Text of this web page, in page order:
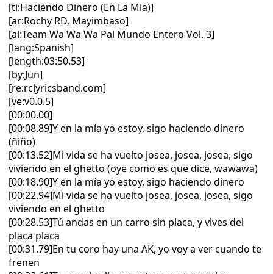
[ti:Haciendo Dinero (En La Mia)]
[ar:Rochy RD, Mayimbaso]
[al:Team Wa Wa Wa Pal Mundo Entero Vol. 3]
[lang:Spanish]
[length:03:50.53]
[by:Jun]
[re:rclyricsband.com]
[ve:v0.0.5]
[00:00.00]
[00:08.89]Y en la mía yo estoy, sigo haciendo dinero
(ñiño)
[00:13.52]Mi vida se ha vuelto josea, josea, josea, sigo
viviendo en el ghetto (oye como es que dice, wawawa)
[00:18.90]Y en la mía yo estoy, sigo haciendo dinero
[00:22.94]Mi vida se ha vuelto josea, josea, josea, sigo
viviendo en el ghetto
[00:28.53]Tú andas en un carro sin placa, y vives del
placa placa
[00:31.79]En tu coro hay una AK, yo voy a ver cuando te
frenen